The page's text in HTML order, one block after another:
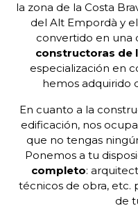
la zona de la Costa
del Alt Empordà y
convertido en una
constructoras de
especialización en
hemos adquirido
En cuanto a la
edificación, nos
que no tengas
Ponemos a tu
completo:
técnicos de obra, etc.
de